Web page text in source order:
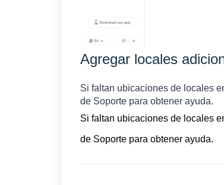
Agregar locales
Si faltan ubicaciones de locales
de Soporte para obtener ayuda.
Si faltan ubicaciones de locales
de Soporte para obtener ayuda.